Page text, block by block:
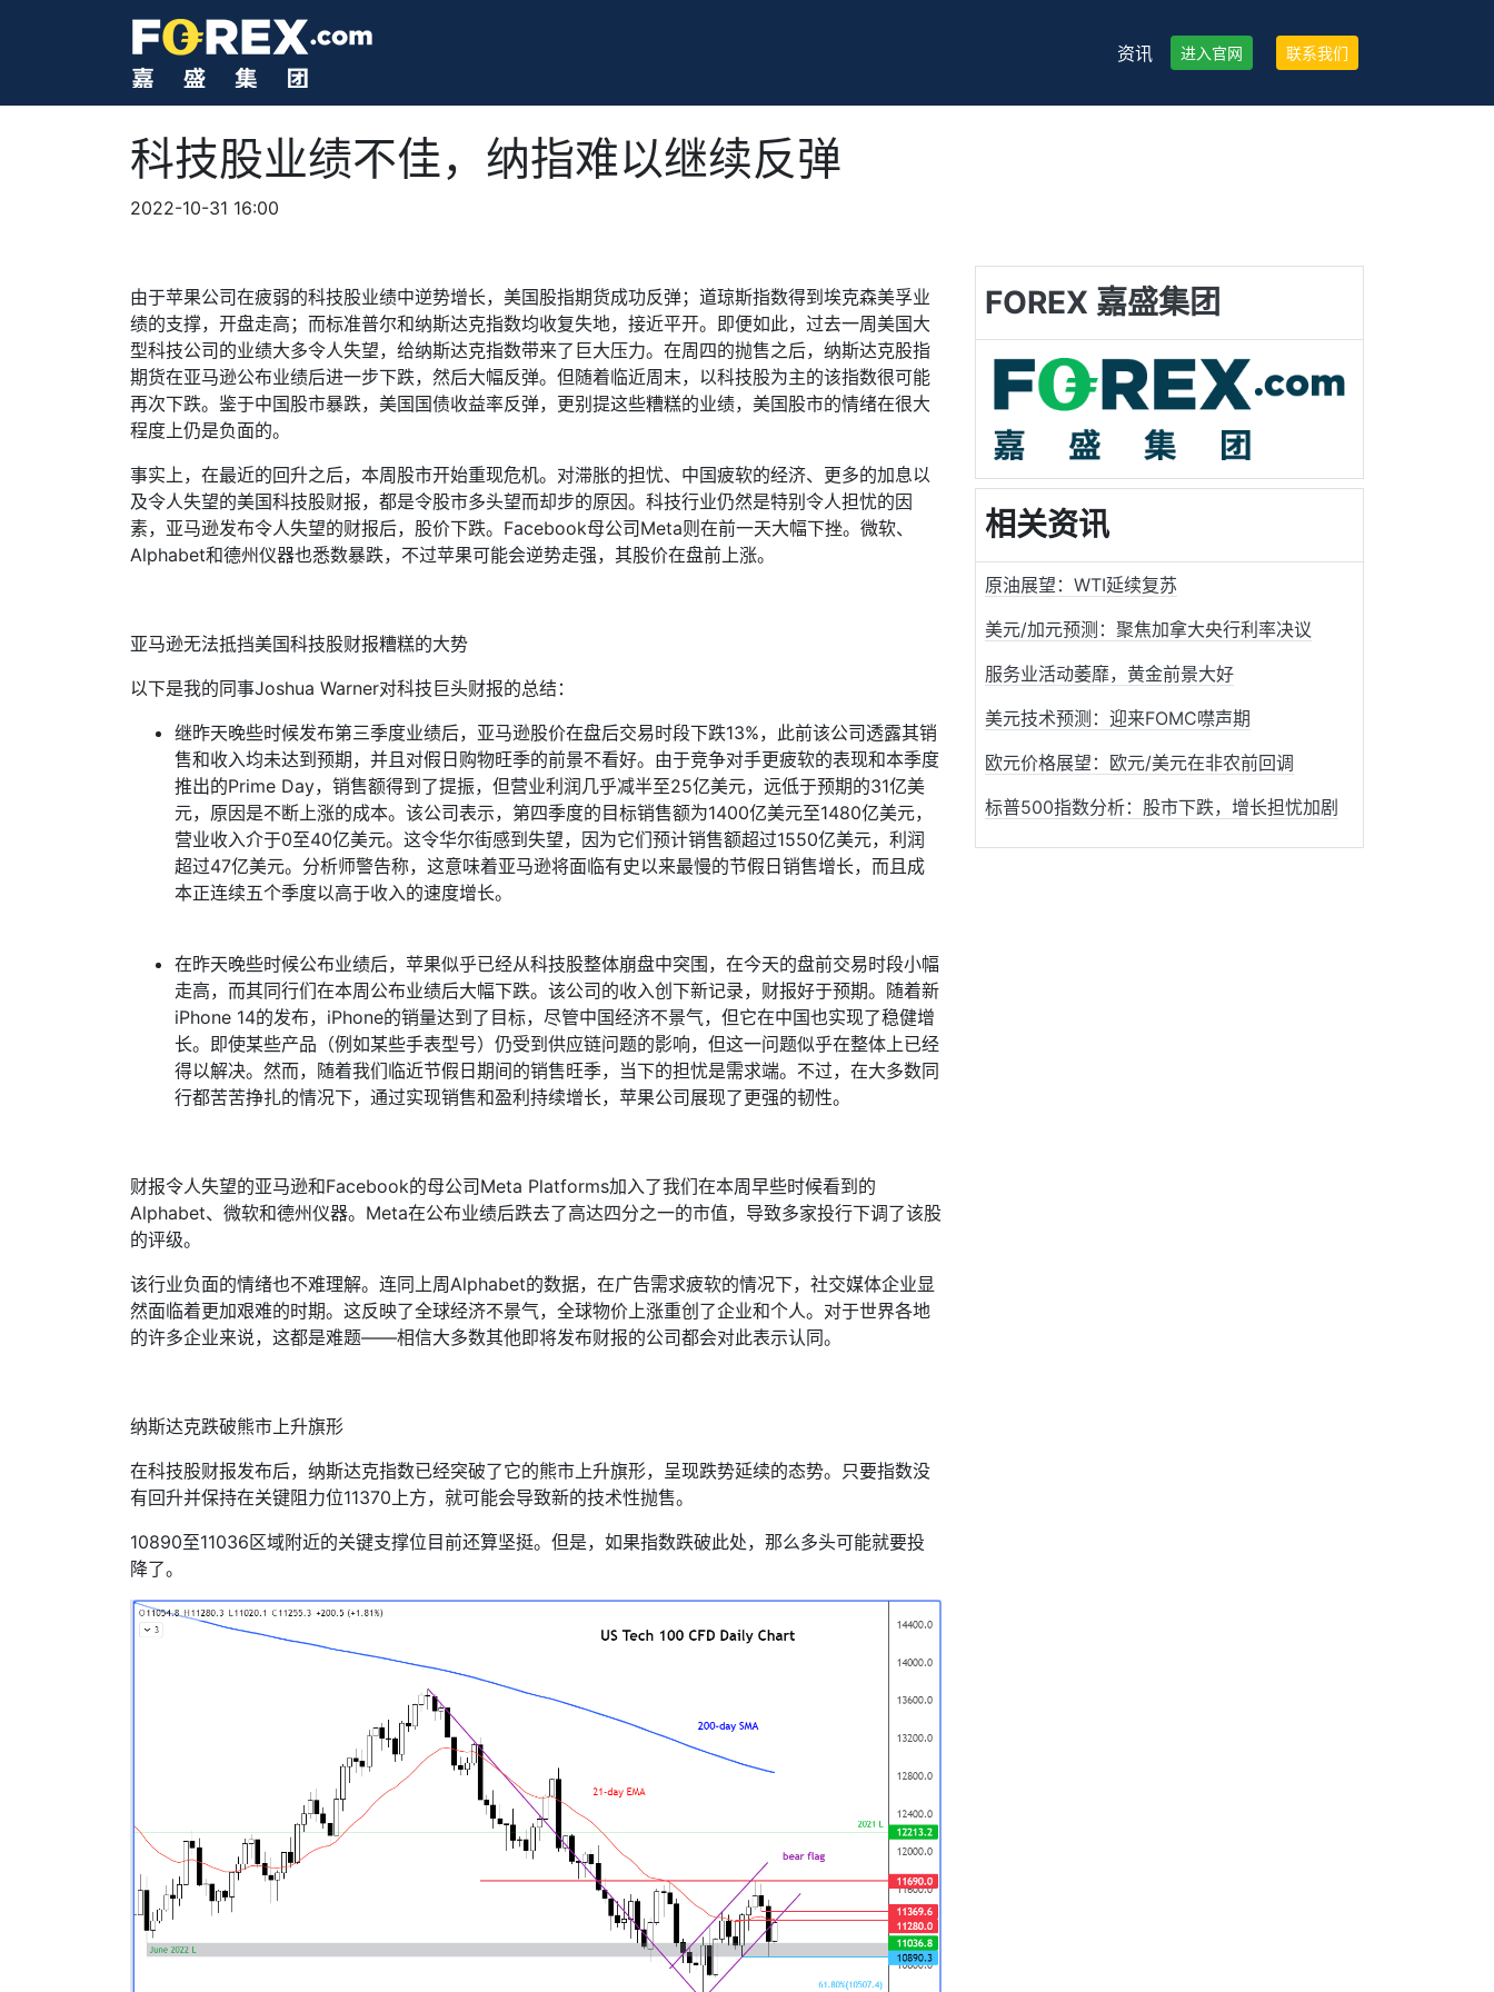
资讯 进入官网 联系我们
科技股业绩不佳，纳指难以继续反弹
2022-10-31 16:00
由于苹果公司在疲弱的科技股业绩中逆势增长，美国股指期货成功反弹；道琼斯指数得到埃克森美孚业
绩的支撑，开盘走高；而标准普尔和纳斯达克指数均收复失地，接近平开。即便如此，过去一周美国大
型科技公司的业绩大多令人失望，给纳斯达克指数带来了巨大压力。在周四的抛售之后，纳斯达克股指
期货在亚马逊公布业绩后进一步下跌，然后大幅反弹。但随着临近周末，以科技股为主的该指数很可能
再次下跌。鉴于中国股市暴跌，美国国债收益率反弹，更别提这些糟糕的业绩，美国股市的情绪在很大
程度上仍是负面的。
事实上，在最近的回升之后，本周股市开始重现危机。对滞胀的担忧、中国疲软的经济、更多的加息以
及令人失望的美国科技股财报，都是令股市多头望而却步的原因。科技行业仍然是特别令人担忧的因
素，亚马逊发布令人失望的财报后，股价下跌。 Facebook母公司 Meta则在前一天大幅下挫。微软、
Alphabet和德州仪器也悉数暴跌，不过苹果可能会逆势走强，其股价在盘前上涨。
亚马逊无法抵挡美国科技股财报糟糕的大势
以下是我的同事Joshua Warner对科技巨头财报的总结：
继昨天晚些时候发布第三季度业绩后，亚马逊股价在盘后交易时段下跌13%，此前该公司透露其销
售和收入均未达到预期，并且对假日购物旺季的前景不看好。由于竞争对手更疲软的表现和本季度
推出的Prime Day，销售额得到了提振，但营业利润几乎减半至25亿美元，远低于预期的31亿美
元，原因是不断上涨的成本。该公司表示，第四季度的目标销售额为1400亿美元至1480亿美元，
营业收入介于0至40亿美元。这令华尔街感到失望，因为它们预计销售额超过1550亿美元，利润
超过47亿美元。分析师警告称，这意味着亚马逊将面临有史以来最慢的节假日销售增长，而且成
本正连续五个季度以高于收入的速度增长。
在昨天晚些时候公布业绩后，苹果似乎已经从科技股整体崩盘中突围，在今天的盘前交易时段小幅
走高，而其同行们在本周公布业绩后大幅下跌。该公司的收入创下新记录，财报好于预期。随着新
iPhone 14的发布， iPhone的销量达到了目标，尽管中国经济不景气，但它在中国也实现了稳健增
长。即使某些产品（例如某些手表型号）仍受到供应链问题的影响，但这一问题似乎在整体上已经
得以解决。然而，随着我们临近节假日期间的销售旺季，当下的担忧是需求端。不过，在大多数同
行都苦苦挣扎的情况下，通过实现销售和盈利持续增长，苹果公司展现了更强的韧性。
财报令人失望的亚马逊和Facebook的母公司 Meta Platforms加入了我们在本周早些时候看到的
Alphabet、微软和德州仪器。 Meta在公布业绩后跌去了高达四分之一的市值，导致多家投行下调了该股
的评级。
该行业负面的情绪也不难理解。连同上周Alphabet的数据，在广告需求疲软的情况下，社交媒体企业显
然面临着更加艰难的时期。这反映了全球经济不景气，全球物价上涨重创了企业和个人。对于世界各地
的许多企业来说，这都是难题——相信大多数其他即将发布财报的公司都会对此表示认同。
纳斯达克跌破熊市上升旗形
在科技股财报发布后，纳斯达克指数已经突破了它的熊市上升旗形，呈现跌势延续的态势。只要指数没
有回升并保持在关键阻力位11370上方，就可能会导致新的技术性抛售。
10890至11036区域附近的关键支撑位目前还算坚挺。但是，如果指数跌破此处，那么多头可能就要投
降了。
FOREX 嘉盛集团
相关资讯
原油展望：WTI延续复苏
美元/加元预测：聚焦加拿大央行利率决议
服务业活动萎靡，黄金前景大好
美元技术预测：迎来FOMC噤声期
欧元价格展望：欧元/美元在非农前回调
标普500指数分析：股市下跌，增长担忧加剧